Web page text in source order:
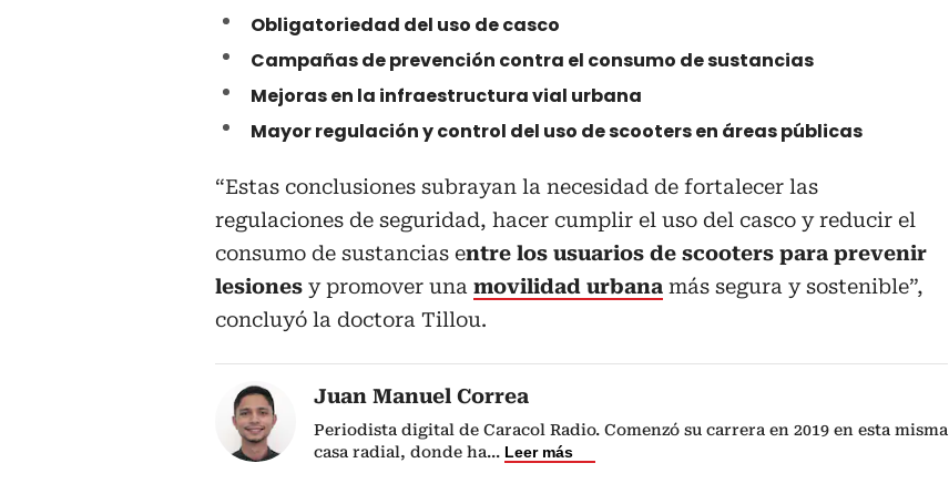
Obligatoriedad del uso de casco
Campañas de prevención contra el consumo de sustancias
Mejoras en la infraestructura vial urbana
Mayor regulación y control del uso de scooters en áreas públicas
“Estas conclusiones subrayan la necesidad de fortalecer las
regulaciones de seguridad, hacer cumplir el uso del casco y reducir el
consumo de sustancias entre los usuarios de scooters para prevenir
lesiones y promover una movilidad urbana más segura y sostenible”,
concluyó la doctora Tillou.
Juan Manuel Correa
Periodista digital de Caracol Radio. Comenzó su carrera en 2019 en esta misma
casa radial, donde ha... Leer más